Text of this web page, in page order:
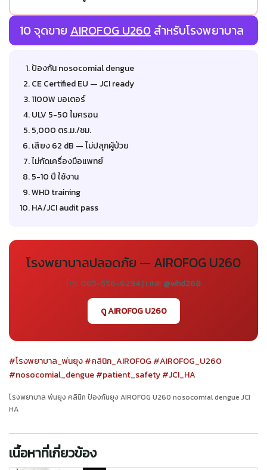
10 จุดขาย AIROFOG U260 สำหรับโรงพยาบาล
ป้องกัน nosocomial dengue
CE Certified EU — JCI ready
1100W มอเตอร์
ULV 5-50 ไมครอน
5,000 ตร.ม./ชม.
เสียง 62 dB — ไม่ปลุกผู้ป่วย
ไม่กัดเครื่องมือแพทย์
5-10 ปี ใช้งาน
WHD training
HA/JCI audit pass
โรงพยาบาลปลอดภัย — AIROFOG U260
โทร 065-556-6294| LINE@whd268
ดู AIROFOG U260
#โรงพยาบาล_พ่นยุง#คลินิก_AIROFOG #AIROFOG_U260
#nosocomial_dengue#patient_safety#JCI_HA
โรงพยาบาล พ่นยุง คลินิก ป้องกันยุง AIROFOG U260 nosocomial dengue JCI
HA
เนื้อหาที่เกี่ยวข้อง